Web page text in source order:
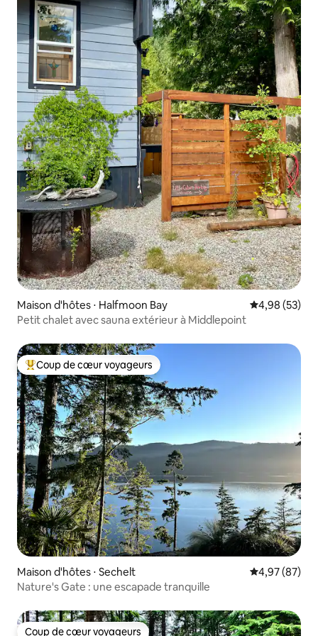
Maison d'hôtes ⋅ Halfmoon Bay Évaluation
4,98 (53)
Petit chalet avec sauna extérieur à Middlepoint
Coups de cœur voyageurs les plus appréciés
Coup de cœur voyageurs
Maison d'hôtes ⋅ Sechelt Évaluation
4,97 (87)
Nature's Gate : une escapade tranquille
Coup de cœur voyageurs